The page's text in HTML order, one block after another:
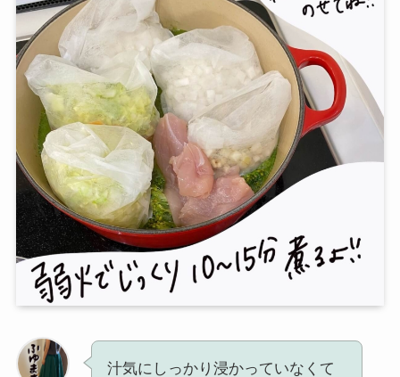
汁気にしっかり浸かっていなくて